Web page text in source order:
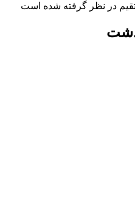
در نظر گرفته شده است